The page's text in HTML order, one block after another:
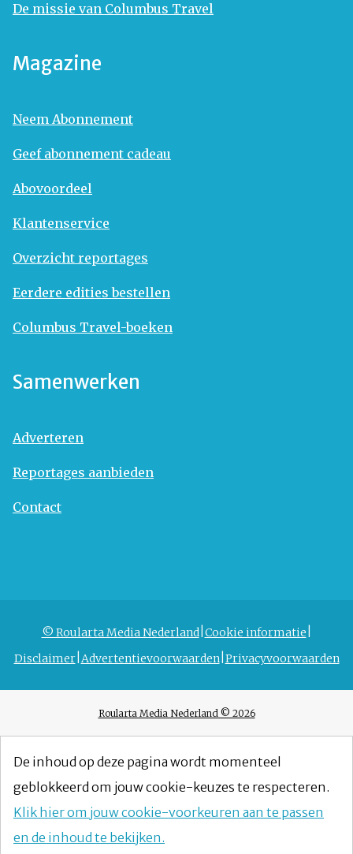
De missie van Columbus Travel
Magazine
Neem Abonnement
Geef abonnement cadeau
Abovoordeel
Klantenservice
Overzicht reportages
Eerdere edities bestellen
Columbus Travel-boeken
Samenwerken
Adverteren
Reportages aanbieden
Contact
© Roularta Media Nederland Cookie informatie
Disclaimer Advertentievoorwaarden Privacyvoorwaarden
Roularta Media Nederland © 2026
De inhoud op deze pagina wordt momenteel
geblokkeerd om jouw cookie-keuzes te respecteren.
Klik hier om jouw cookie-voorkeuren aan te passen
en de inhoud te bekijken.